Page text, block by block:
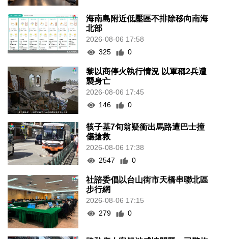
海南島附近低壓區不排除移向南海
北部
2026-08-06 17:58
325
0
黎以商停火執行情況 以軍稱2兵遭
襲身亡
2026-08-06 17:45
146
0
筷子基7旬翁疑衝出馬路遭巴士撞
傷搶救
2026-08-06 17:38
2547
0
社諮委倡以台山街市天橋串聯北區
步行網
2026-08-06 17:15
279
0